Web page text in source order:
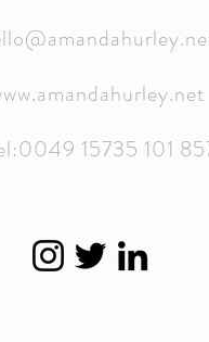
15735 101